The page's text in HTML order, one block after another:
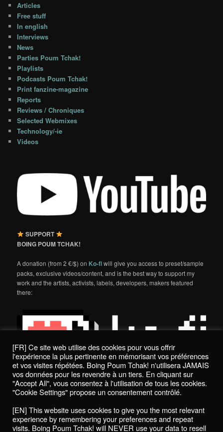
Articles
Free stuff
In english
Interviews
News
Parties Poum Tchak!
Playlists
Podcasts Poum Tchak!
Print fanzine-magazine
Reports
Reviews / Chroniques
Selected Webmixes
Technology/-ie
Videos
SUPPORT
BOING POUM TCHAK!
A donation (from 2 €/$) on Ko-fiwill give you access to preset/sample
packs, exclusive videos/content, and is the best way to support my
work and the artists, activists, labels, developers, makers featured
there:
Politique de confidentialité / Privacy Policy
Boing Poum Tchak! - 2022
[FR] Ce site web utilise des cookies pour vous offrir
l'expérience la plus pertinente en mémorisant vos préférences
et vos visites répétées. Boing Poum Tchak! n'utilisera JAMAIS
vos données pour les revendre à un tiers. En cliquant sur
"Accept All", vous consentez à l'utilisation de tous les cookies.
"Cookie Settings" propose un consentement contrôlé.
[EN] This website uses cookies to give you the most relevant
experience by remembering your preferences and repeat
visits. Boing Poum Tchak! will NEVER use your data to resell